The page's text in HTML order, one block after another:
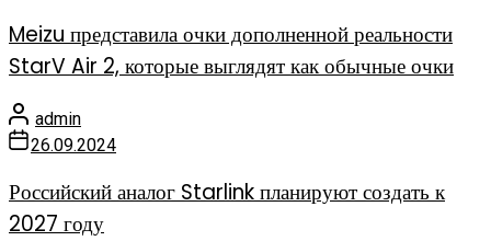
Meizu представила очки дополненной реальности
StarV Air 2, которые выглядят как обычные очки
admin
26.09.2024
Российский аналог Starlink планируют создать к
2027 году